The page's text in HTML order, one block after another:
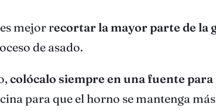
mejor recortar la mayor parte de la
de asado.
colócalo siempre en una fuente para
para que el horno se mantenga